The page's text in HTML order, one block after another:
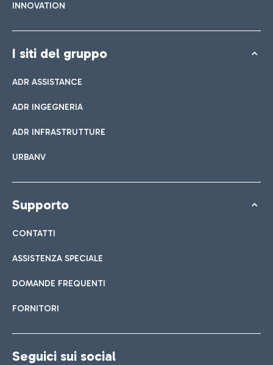
INNOVATION
I siti del gruppo
ADR ASSISTANCE
ADR INGEGNERIA
ADR INFRASTRUTTURE
URBANV
Supporto
CONTATTI
ASSISTENZA SPECIALE
DOMANDE FREQUENTI
FORNITORI
Seguici sui social